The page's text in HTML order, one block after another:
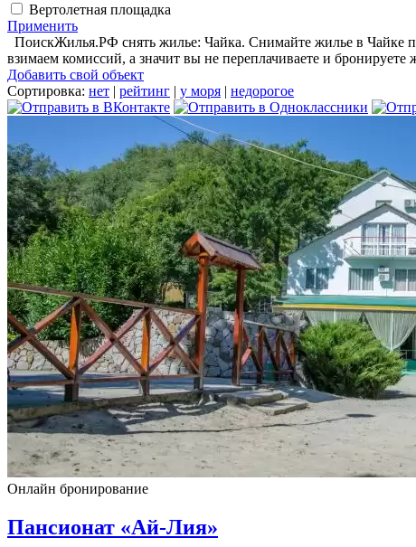
Вертолетная площадка
Применить
ПоискЖилья.РФ снять жилье: Чайка. Снимайте жилье в Чайке
взимаем комиссий, а значит вы не переплачиваете и бронируете
Добавить свой объект
Сортировка: нет | рейтинг | у моря | недорогое
Онлайн бронирование
Пансионат «Ай-Лия»